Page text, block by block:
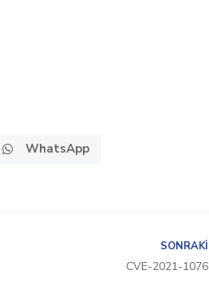
WhatsApp
SONRAKI
CVE-2021-1076